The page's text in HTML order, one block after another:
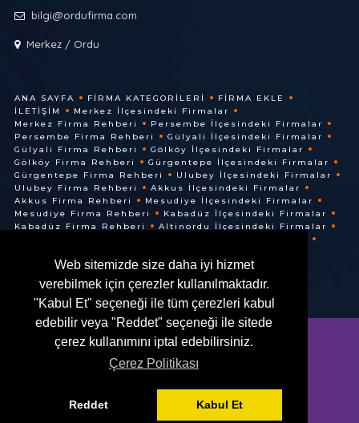
Web sitemizde size daha iyi hizmet
verebilmek için çerezler kullanılmaktadır.
"Kabul Et" seçeneği ile tüm çerezleri kabul
edebilir veya "Reddet" seçeneği ile sitede
çerez kullanımını iptal edebilirsiniz.
Çerez Politikası
Reddet Kabul Et
bilgi@ordufirma.com
Merkez / Ordu
ANA SAYFA FIRMA KATEGORILERI
FIRMA EKLE
İLETIŞIM
Merkez İlçesindeki Firmalar
Merkez Firma Rehberi
Persembe İlçesindeki Firmalar
Persembe Firma Rehberi
Gülyali İlçesindeki Firmalar
Gülyali Firma Rehberi
Gölköy İlçesindeki Firmalar
Gölköy Firma Rehberi
Gürgentepe İlçesindeki Firmalar
Gürgentepe Firma Rehberi
Ulubey İlçesindeki Firmalar
Ulubey Firma Rehberi
Akkus İlçesindeki Firmalar
Akkus Firma Rehberi
Mesudiye İlçesindeki Firmalar
Mesudiye Firma Rehberi
Kabadüz İlçesindeki Firmalar
Kabadüz Firma Rehberi
Altinordu İlçesindeki Firmalar
Cuma Firma Rehberi
© @ 2016. Her Hakkı Saklıdır.